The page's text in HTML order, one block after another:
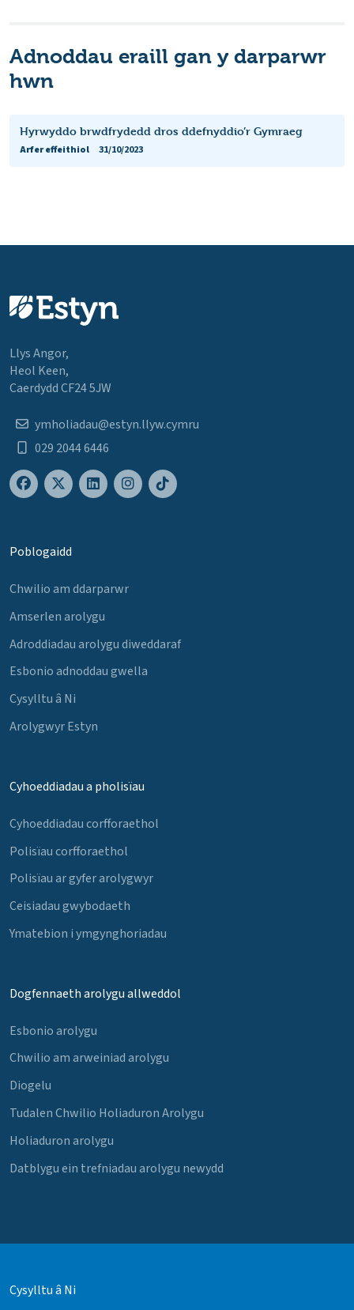
Adnoddau eraill gan y darparwr
hwn
Hyrwyddo brwdfrydedd dros ddefnyddio’r Gymraeg
Arfer effeithiol
31/10/2023
Llys Angor,
Heol Keen,
Caerdydd CF24 5JW
ymholiadau@estyn.llyw.cymru
029 2044 6446
Poblogaidd
Chwilio am ddarparwr
Amserlen arolygu
Adroddiadau arolygu diweddaraf
Esbonio adnoddau gwella
Cysylltu â Ni
Arolygwyr Estyn
Cyhoeddiadau a pholisïau
Cyhoeddiadau corfforaethol
Polisïau corfforaethol
Polisïau ar gyfer arolygwyr
Ceisiadau gwybodaeth
Ymatebion i ymgynghoriadau
Dogfennaeth arolygu allweddol
Esbonio arolygu
Chwilio am arweiniad arolygu
Diogelu
Tudalen Chwilio Holiaduron Arolygu
Holiaduron arolygu
Datblygu ein trefniadau arolygu newydd
Cysylltu â Ni